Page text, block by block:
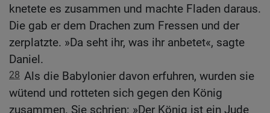
knetete es zusammen und machte Fladen daraus.
Die gab er dem Drachen zum Fressen und der
zerplatzte. »Da seht ihr, was ihr anbetet«, sagte
Daniel.
28 Als die Babylonier davon erfuhren, wurden sie
wütend und rotteten sich gegen den König
zusammen. Sie schrien: »Der König ist ein Jude